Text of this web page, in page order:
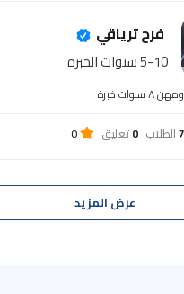
فرح ترياقي
5-10 سنوات الخبرة
خبرة
7الطلاب 0تعليق 0
عرض المزيد